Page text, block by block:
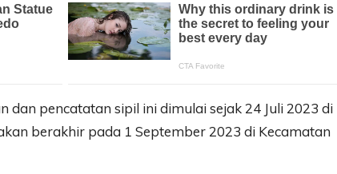
dan pencatatan sipil ini dimulai sejak 24 Juli 2023 di
berakhir pada 1 September 2023 di Kecamatan